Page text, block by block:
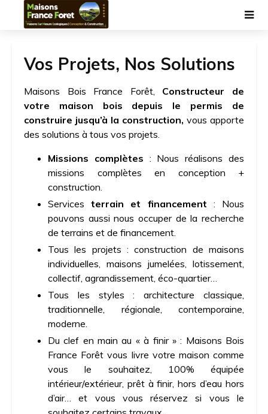
Vos Projets, Nos Solutions
Maisons Bois France Forêt, Constructeur de
votre maison bois depuis le permis de
construire jusqu’à la construction, vous apporte
des solutions à tous vos projets.
Missions complètes : Nous réalisons des
missions complètes en conception +
construction.
Servicesterrain et financement : Nous
pouvons aussi nous occuper de la recherche
de terrains et de financement.
Tous les projets : construction de maisons
individuelles, maisons jumelées, lotissement,
collectif, agrandissement, éco-quartier…
Tous les styles : architecture classique,
traditionnelle, régionale, contemporaine,
moderne.
Du clef en main au « à finir » : Maisons Bois
France Forêt vous livre votre maison comme
vous le souhaitez, 100% équipée
intérieur/extérieur, prêt à finir, hors d’eau hors
d’air… et vous vous réservez si vous le